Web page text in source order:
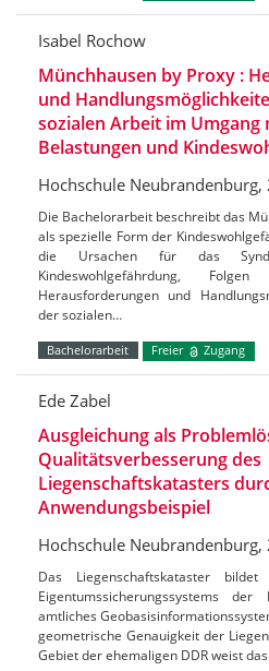
Isabel Rochow
Münchhausen by Proxy :
und
sozialen Arbeit im Umgang
Belastungen und
Hochschule Neubrandenburg,
Die Bachelorarbeit beschreibt das
als spezielle Form der
die Ursachen für das
Kindeswohlgefährdung,
Herausforderungen und
der sozialen…
Bachelorarbeit Freier Zugang
Ede Zabel
Ausgleichung als
Qualitätsverbesserung des
Liegenschaftskatasters
Anwendungsbeispiel
Hochschule Neubrandenburg,
Das Liegenschaftskataster
Eigentumssicherungssystems
amtliches
geometrische Genauigkeit der
Gebiet der ehemaligen DDR weist